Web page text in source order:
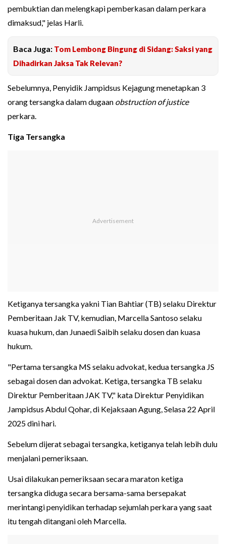
pembuktian dan melengkapi pemberkasan dalam perkara
dimaksud," jelas Harli.
Baca Juga: Tom Lembong Bingung di Sidang: Saksi yang
Dihadirkan Jaksa Tak Relevan?
Sebelumnya, Penyidik Jampidsus Kejagung menetapkan 3
orang tersangka dalam dugaan obstruction of justice
perkara.
Tiga Tersangka
Ketiganya tersangka yakni Tian Bahtiar (TB) selaku Direktur
Pemberitaan Jak TV, kemudian, Marcella Santoso selaku
kuasa hukum, dan Junaedi Saibih selaku dosen dan kuasa
hukum.
"Pertama tersangka MS selaku advokat, kedua tersangka JS
sebagai dosen dan advokat. Ketiga, tersangka TB selaku
Direktur Pemberitaan JAK TV," kata Direktur Penyidikan
Jampidsus Abdul Qohar, di Kejaksaan Agung, Selasa 22 April
2025 dini hari.
Sebelum dijerat sebagai tersangka, ketiganya telah lebih dulu
menjalani pemeriksaan.
Usai dilakukan pemeriksaan secara maraton ketiga
tersangka diduga secara bersama-sama bersepakat
merintangi penyidikan terhadap sejumlah perkara yang saat
itu tengah ditangani oleh Marcella.